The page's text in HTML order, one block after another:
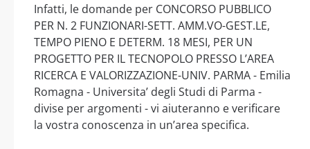
Infatti, le domande per CONCORSO PUBBLICO
PER N. 2 FUNZIONARI-SETT. AMM.VO-GEST.LE,
TEMPO PIENO E DETERM. 18 MESI, PER UN
PROGETTO PER IL TECNOPOLO PRESSO L’AREA
RICERCA E VALORIZZAZIONE-UNIV. PARMA - Emilia
Romagna - Universita’ degli Studi di Parma -
divise per argomenti - vi aiuteranno e verificare
la vostra conoscenza in un’area specifica.